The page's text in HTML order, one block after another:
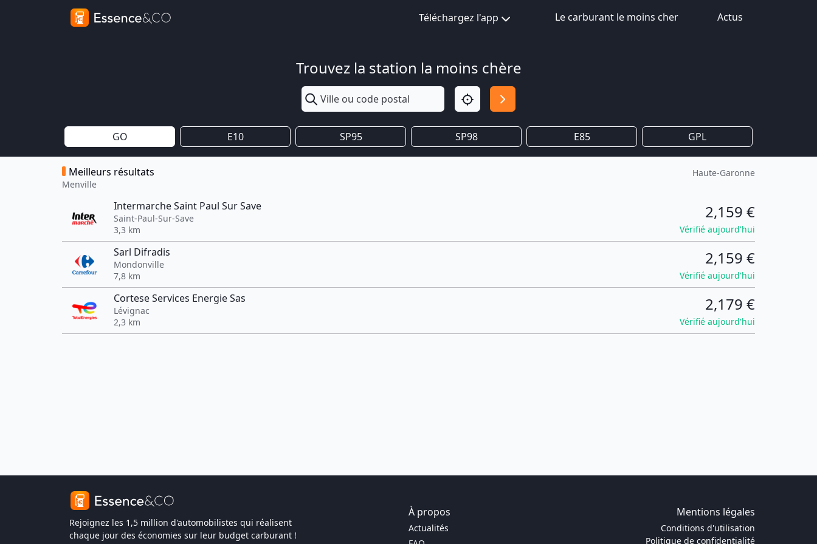
Téléchargez l'app Le carburant le moins cher Actus
Trouvez la station la moins chère
GO E10 SP95 SP98 E85 GPL
Meilleurs résultats
Menville
Haute-Garonne
Intermarche Saint Paul Sur Save
Saint-Paul-Sur-Save
3,3 km
2,159 €
Vérifié aujourd'hui
Sarl Difradis
Mondonville
7,8 km
2,159 €
Vérifié aujourd'hui
Cortese Services Energie Sas
Lévignac
2,3 km
2,179 €
Vérifié aujourd'hui
Rejoignez les 1,5 million d'automobilistes qui réalisent
chaque jour des économies sur leur budget carburant !
À propos Mentions légales
Actualités
Conditions d'utilisation
Politique de confidentialité